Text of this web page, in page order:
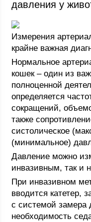
давления у
Измерения
крайне важная
Нормальное
кошек – один из
полноценной
определяется
сокращений,
также
систолическое
(минимальное)
Давление можно
инвазивным, так и
При инвазивном
вводится катетер,
с системой замера
необходимость